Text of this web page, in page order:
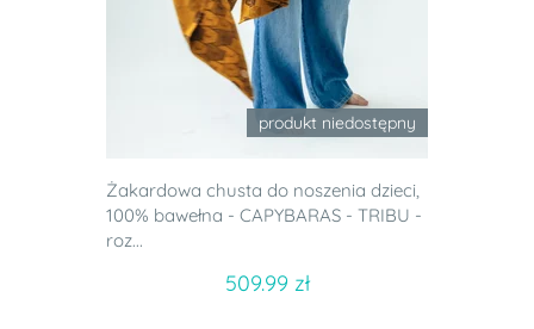
produkt niedostępny
Żakardowa chusta do noszenia dzieci,
100% bawełna - CAPYBARAS - TRIBU -
roz...
509.99 zł